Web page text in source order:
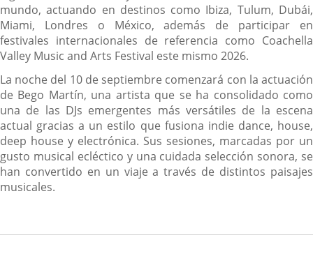
mundo, actuando en destinos como Ibiza, Tulum, Dubái,
Miami, Londres o México, además de participar en
festivales internacionales de referencia como Coachella
Valley Music and Arts Festival este mismo 2026.
La noche del 10 de septiembre comenzará con la actuación
de Bego Martín, una artista que se ha consolidado como
una de las DJs emergentes más versátiles de la escena
actual gracias a un estilo que fusiona indie dance, house,
deep house y electrónica. Sus sesiones, marcadas por un
gusto musical ecléctico y una cuidada selección sonora, se
han convertido en un viaje a través de distintos paisajes
musicales.